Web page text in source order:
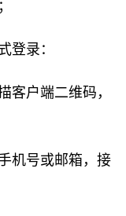
登录：
客户端二维码，
机号或邮箱，接